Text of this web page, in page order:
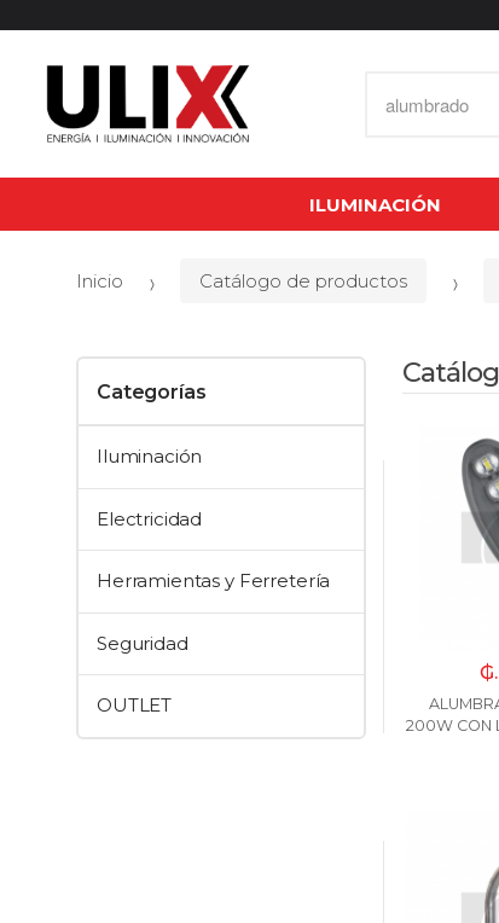
a
r
o
ILUMINACIÓN
Inicio Catálogo de productos
200W CON
Categorías
Iluminación
Electricidad
Herramientas y Ferretería
Seguridad
OUTLET